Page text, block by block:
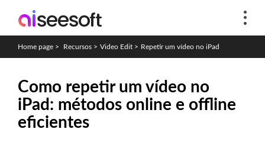
Home page > Recursos > Video Edit > Repetir um vídeo no iPad
Como repetir um vídeo no
iPad: métodos online e offline
eficientes